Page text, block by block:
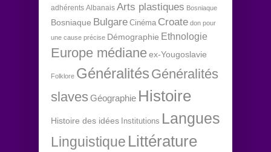
adhérents Albanais Arts plastiques Bosniaque
Bosniaque Bulgare Cinéma Croate don pour
une cause précise Démographie Ethnologie
Europe médianeex-Yougoslavie
Folklore Généralités Généralités
slaves Géographie Histoire
Histoire des idées Institutions Langues
Linguistique Littérature